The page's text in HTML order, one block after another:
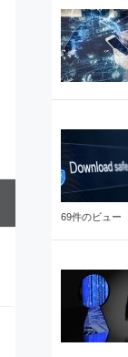
69件のビュー